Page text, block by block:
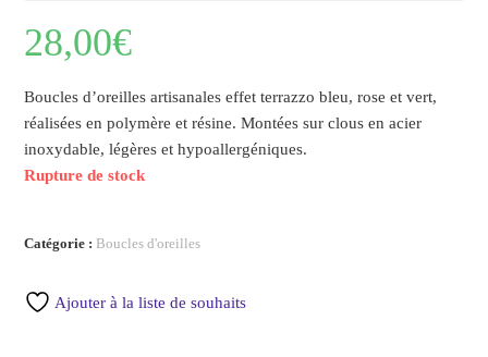
28,00€
Boucles d’oreilles artisanales effet terrazzo bleu, rose et vert,
réalisées en polymère et résine. Montées sur clous en acier
inoxydable, légères et hypoallergéniques.
Rupture de stock
Catégorie : Boucles d'oreilles
Ajouter à la liste de souhaits